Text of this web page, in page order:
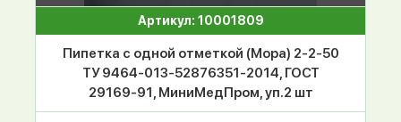
Артикул: 10001809
Пипетка с одной отметкой (Мора) 2-2-50
ТУ 9464-013-52876351-2014, ГОСТ
29169-91, МиниМедПром, уп.2 шт